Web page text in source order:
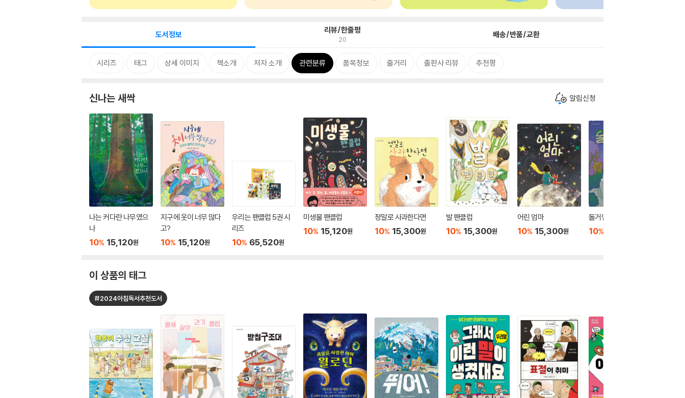
도서정보 리뷰/한줄평
20 배송/반품/교환
시리즈 태그 상세 이미지 책소개 저자 소개 관련분류 품목정보 줄거리 출판사 리뷰 추천평
신나는 새싹 알림신청
나는 커다란 나무였으
나
10% 15,120원
지구에 옷이 너무 많다
고?
10% 15,120원
우리는 팬클럽 5권 시
리즈
10% 65,520원
미생물 팬클럽
10% 15,120원
정말로 사과한다면
10% 15,300원
발 팬클럽
10% 15,300원
어린 엄마
10% 15,300원
돌거인과 아기
10%
이 상품의 태그
#2024아침독서추천도서